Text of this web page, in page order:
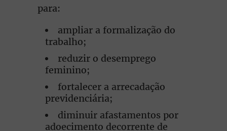
para:
ampliar a formalização do
trabalho;
reduzir o desemprego
feminino;
fortalecer a arrecadação
previdenciária;
diminuir afastamentos por
adoecimento decorrente de